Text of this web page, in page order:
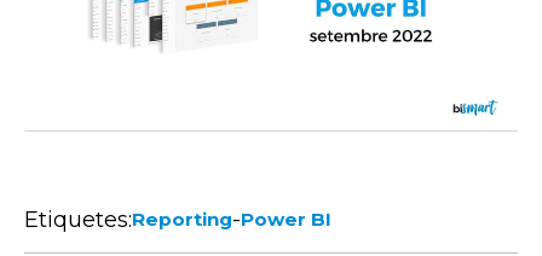
Etiquetes:Reporting-Power BI